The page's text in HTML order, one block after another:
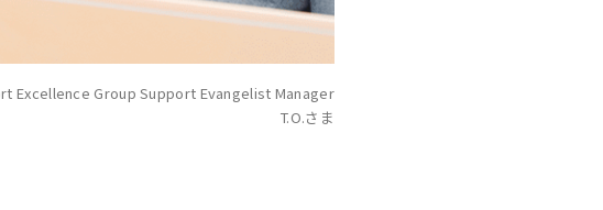
Excellence Group Support Evangelist Manager
T.O.さま